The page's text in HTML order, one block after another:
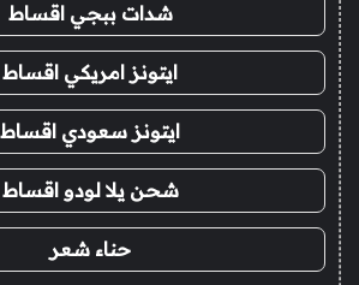
شدات ببجي اقساط
ايتونز امريكي اقساط
ايتونز سعودي اقساط
شحن يلا لودو اقساط
حناء شعر